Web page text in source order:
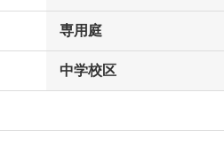
専用庭
中学校区